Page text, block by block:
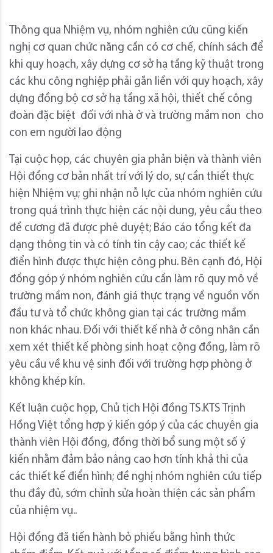
Thông qua Nhiệm vụ, nhóm nghiên cứu cũng kiến
nghị cơ quan chức năng cần có cơ chế, chính sách để
khi quy hoạch, xây dựng cơ sở hạ tầng kỹ thuật trong
các khu công nghiệp phải gắn liền với quy hoạch, xây
dựng đồng bộ cơ sở hạ tầng xã hội, thiết chế công
đoàn đặc biệt đối với nhà ở và trường mầm non cho
con em người lao động
Tại cuộc họp, các chuyên gia phản biện và thành viên
Hội đồng cơ bản nhất trí với lý do, sự cần thiết thực
hiện Nhiệm vụ; ghi nhận nỗ lực của nhóm nghiên cứu
trong quá trình thực hiện các nội dung, yêu cầu theo
đề cương đã được phê duyệt; Báo cáo tổng kết đa
dạng thông tin và có tính tin cậy cao; các thiết kế
điển hình được thực hiện công phu. Bên cạnh đó, Hội
đồng góp ý nhóm nghiên cứu cần làm rõ quy mô về
trường mầm non, đánh giá thực trạng về nguồn vốn
đầu tư và tổ chức không gian tại các trường mầm
non khác nhau. Đối với thiết kế nhà ở công nhân cần
xem xét thiết kế phòng sinh hoạt cộng đồng, làm rõ
yêu cầu về khu vệ sinh đối với trường hợp phòng ở
không khép kín.
Kết luận cuộc họp, Chủ tịch Hội đồng TS.KTS Trịnh
Hồng Việt tổng hợp ý kiến góp ý của các chuyên gia
thành viên Hội đồng, đồng thời bổ sung một số ý
kiến nhằm đảm bảo nâng cao hơn tính khả thi của
các thiết kế điển hình; đề nghị nhóm nghiên cứu tiếp
thu đầy đủ, sớm chỉnh sửa hoàn thiện các sản phẩm
của nhiệm vụ..
Hội đồng đã tiến hành bỏ phiếu bằng hình thức